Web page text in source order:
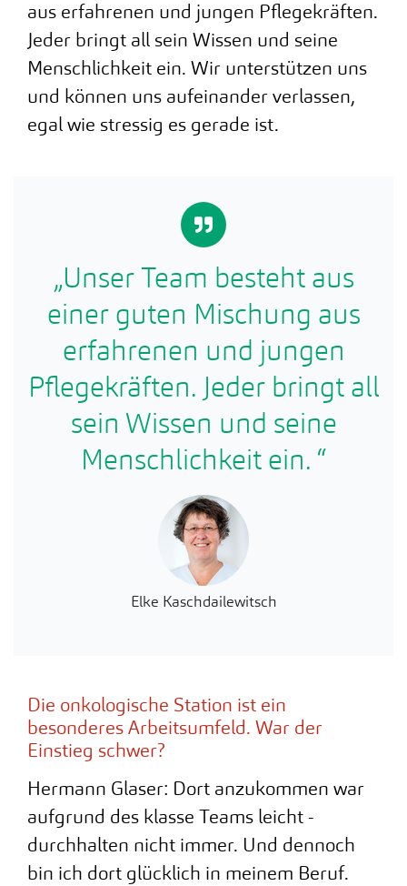
aus erfahrenen und jungen Pflegekräften.
Jeder bringt all sein Wissen und seine
Menschlichkeit ein. Wir unterstützen uns
und können uns aufeinander verlassen,
egal wie stressig es gerade ist.
„Unser Team besteht aus
einer guten Mischung aus
erfahrenen und jungen
Pflegekräften. Jeder bringt all
sein Wissen und seine
Menschlichkeit ein. “
Elke Kaschdailewitsch
Die onkologische Station ist ein
besonderes Arbeitsumfeld. War der
Einstieg schwer?
Hermann Glaser: Dort anzukommen war
aufgrund des klasse Teams leicht -
durchhalten nicht immer. Und dennoch
bin ich dort glücklich in meinem Beruf.